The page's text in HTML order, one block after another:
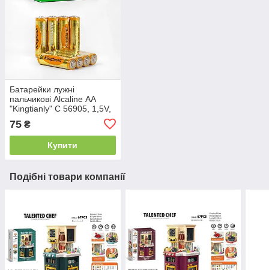
Батарейки лужні
пальчикові Alcaline АА
"Kingtianly" C 56905, 1,5V,
75 ₴
Купити
Подібні товари компанії